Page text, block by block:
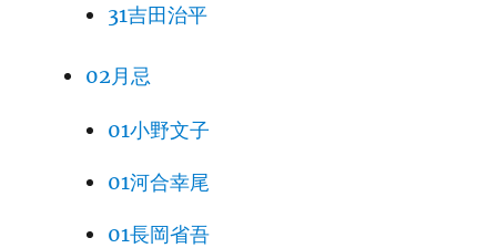
31吉田治平
02月忌
01小野文子
01河合幸尾
01長岡省吾